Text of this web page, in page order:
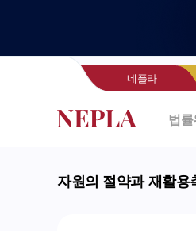
네플라
법
자원의 절약과 재활용